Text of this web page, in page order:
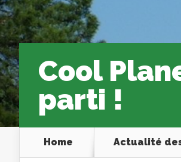
Cool
parti !
Home Actualité